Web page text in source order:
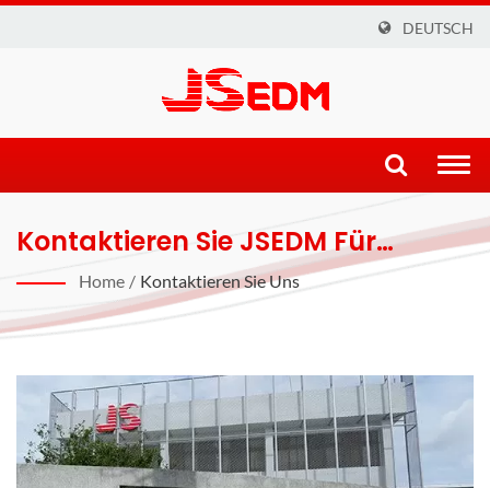
DEUTSCH
Kontaktieren Sie JSEDM Für
Maschinenanfragen Oder
Maschinenreparaturdienste. |
Innovative Drahtschneid-, CNC-
Und ZNC-EDM-Lösungen Für
Präzisionsindustrien
Home / Kontaktieren Sie Uns